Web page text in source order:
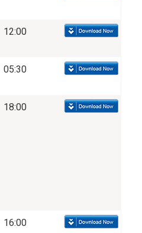
12:00
05:30
18:00
16:00